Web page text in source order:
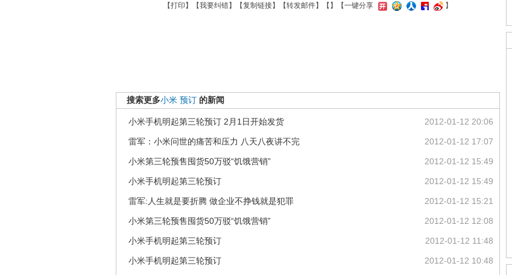
【打印 】【我要纠错】【复制链接】【转发邮件】【 】 【一键分享 】
搜索更多小米 预订 的新闻
2012-01-12 20:06
小米手机明起第三轮预订 2月1日开始发货
2012-01-12 17:07
雷军：小米问世的痛苦和压力 八天八夜讲不完
2012-01-12 15:49
小米第三轮预售囤货50万驳“饥饿营销”
2012-01-12 15:49
小米手机明起第三轮预订
2012-01-12 15:21
雷军:人生就是要折腾 做企业不挣钱就是犯罪
2012-01-12 12:08
小米第三轮预售囤货50万驳“饥饿营销”
2012-01-12 11:48
小米手机明起第三轮预订
2012-01-12 10:48
小米手机明起第三轮预订